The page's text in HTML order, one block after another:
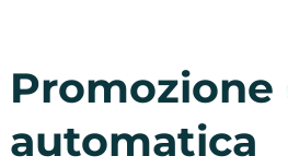
Promozione
automatica